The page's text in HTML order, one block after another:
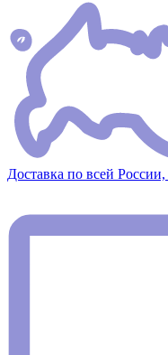
Доставка по всей